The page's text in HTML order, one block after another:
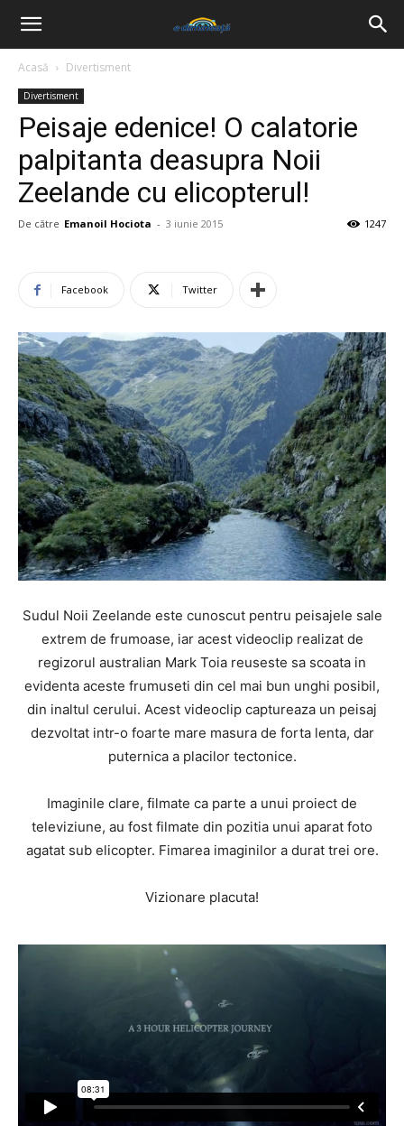
Acasă Divertisment
Divertisment
Peisaje edenice! O calatorie
palpitanta deasupra Noii
Zeelande cu elicopterul!
De către Emanoil Hociota - 3 iunie 2015 1247
Facebook Twitter
Sudul Noii Zeelande este cunoscut pentru peisajele sale
extrem de frumoase, iar acest videoclip realizat de
regizorul australian Mark Toia reuseste sa scoata in
evidenta aceste frumuseti din cel mai bun unghi posibil,
din inaltul cerului. Acest videoclip captureaza un peisaj
dezvoltat intr-o foarte mare masura de forta lenta, dar
puternica a placilor tectonice.
Imaginile clare, filmate ca parte a unui proiect de
televiziune, au fost filmate din pozitia unui aparat foto
agatat sub elicopter. Fimarea imaginilor a durat trei ore.
Vizionare placuta!